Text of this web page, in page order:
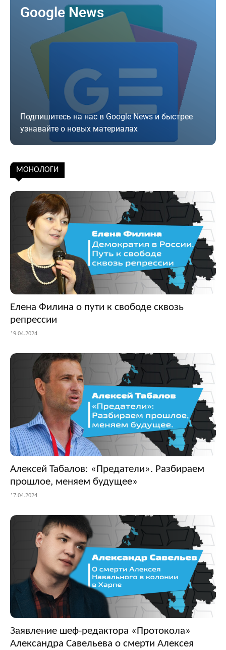
Google News
Подпишитесь на нас в Google News и быстрее
узнавайте о новых материалах
Подписаться
МОНОЛОГИ
Елена Филина о пути к свободе сквозь
репрессии
19.04.2024
Алексей Табалов: «Предатели». Разбираем
прошлое, меняем будущее»
17.04.2024
Заявление шеф-редактора «Протокола»
Александра Савельева о смерти Алексея